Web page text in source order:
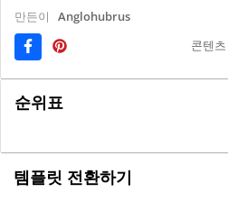
만든이
Anglohubrus
콘텐
순위표
템플릿 전환하기